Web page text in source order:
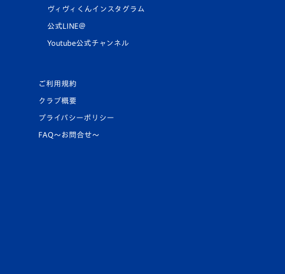
ヴィヴィくんインスタグラム
公式LINE＠
Youtube公式チャンネル
ご利用規約
クラブ概要
プライバシーポリシー
FAQ〜お問合せ〜